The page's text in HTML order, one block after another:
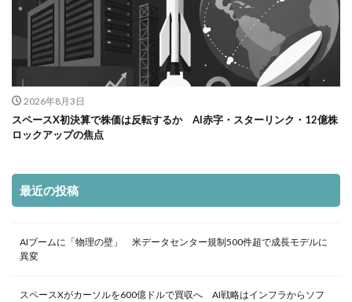
2026年8月3日
スペースX初決算で株価は反転するか AI赤字・スターリンク・12億株
ロックアップの焦点
最近の投稿
AIブームに「物理の壁」 米データセンター規制500件超で成長モデルに
異変
スペースXがカーソルを600億ドルで買収へ AI戦略はインフラからソフ